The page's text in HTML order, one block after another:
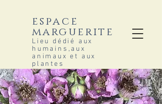
espace
marguerite
Lieu dédié aux
humains,aux
animaux et aux
plantes